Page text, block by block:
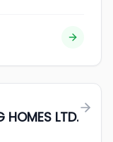
HOMES LTD.